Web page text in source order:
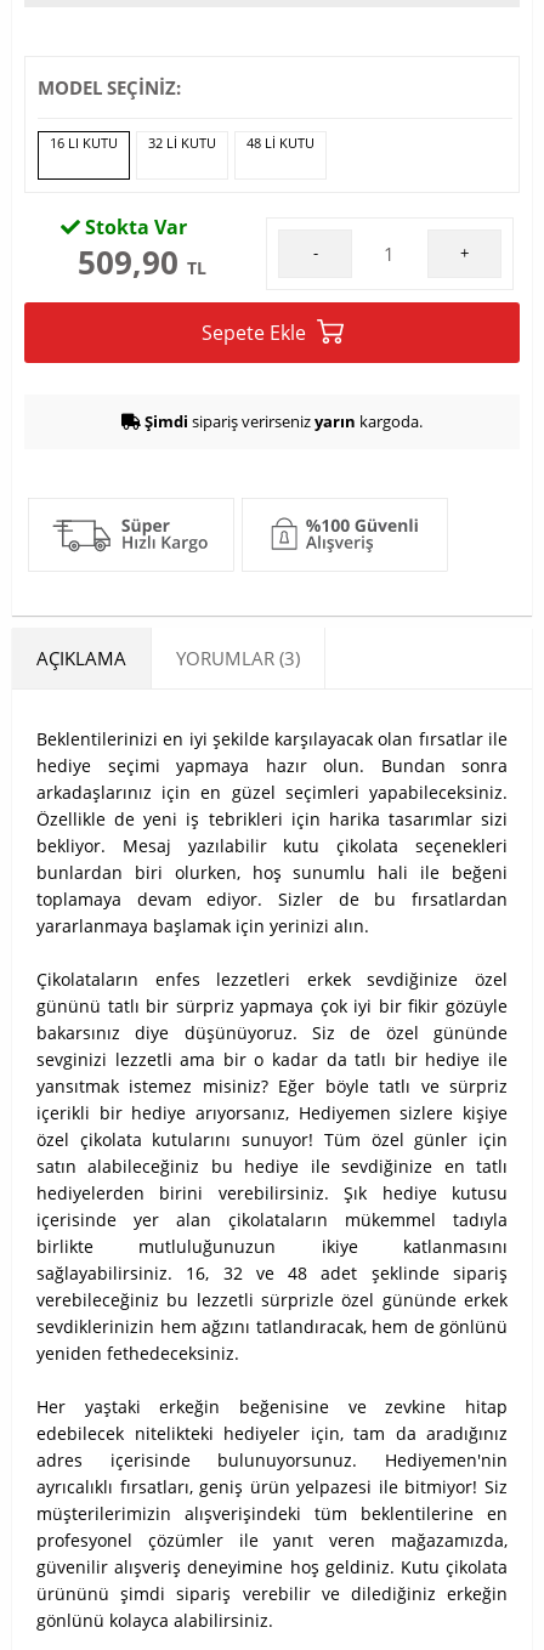
MODEL SEÇİNİZ:
16 LI KUTU 32 LI KUTU 48 LI KUTU
Stokta Var
509,90 TL
- +
Sepete Ekle
Şimdi sipariş verirsenizyarın kargoda.
AÇIKLAMA YORUMLAR (3)
Beklentilerinizi en iyi şekilde karşılayacak olan fırsatlar ile
hediye seçimi yapmaya hazır olun. Bundan sonra
arkadaşlarınız için en güzel seçimleri yapabileceksiniz.
Özellikle de yeni iş tebrikleri için harika tasarımlar sizi
bekliyor. Mesaj yazılabilir kutu çikolata seçenekleri
bunlardan biri olurken, hoş sunumlu hali ile beğeni
toplamaya devam ediyor. Sizler de bu fırsatlardan
yararlanmaya başlamak için yerinizi alın.
Çikolataların enfes lezzetleri erkek sevdiğinize özel
gününü tatlı bir sürpriz yapmaya çok iyi bir fikir gözüyle
bakarsınız diye düşünüyoruz. Siz de özel gününde
sevginizi lezzetli ama bir o kadar da tatlı bir hediye ile
yansıtmak istemez misiniz? Eğer böyle tatlı ve sürpriz
içerikli bir hediye arıyorsanız, Hediyemen sizlere kişiye
özel çikolata kutularını sunuyor! Tüm özel günler için
satın alabileceğiniz bu hediye ile sevdiğinize en tatlı
hediyelerden birini verebilirsiniz. Şık hediye kutusu
içerisinde yer alan çikolataların mükemmel tadıyla
birlikte mutluluğunuzun ikiye katlanmasını
sağlayabilirsiniz. 16, 32 ve 48 adet şeklinde sipariş
verebileceğiniz bu lezzetli sürprizle özel gününde erkek
sevdiklerinizin hem ağzını tatlandıracak, hem de gönlünü
yeniden fethedeceksiniz.
Her yaştaki erkeğin beğenisine ve zevkine hitap
edebilecek nitelikteki hediyeler için, tam da aradığınız
adres içerisinde bulunuyorsunuz. Hediyemen'nin
ayrıcalıklı fırsatları, geniş ürün yelpazesi ile bitmiyor! Siz
müşterilerimizin alışverişindeki tüm beklentilerine en
profesyonel çözümler ile yanıt veren mağazamızda,
güvenilir alışveriş deneyimine hoş geldiniz. Kutu çikolata
ürününü şimdi sipariş verebilir ve dilediğiniz erkeğin
gönlünü kolayca alabilirsiniz.